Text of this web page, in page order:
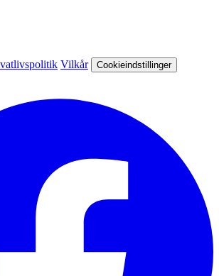
Vilkår Cookieindstillinger